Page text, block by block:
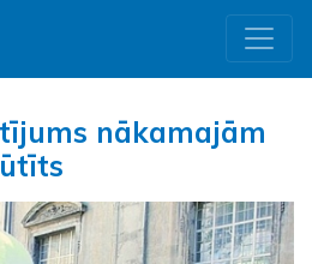
nākamajām